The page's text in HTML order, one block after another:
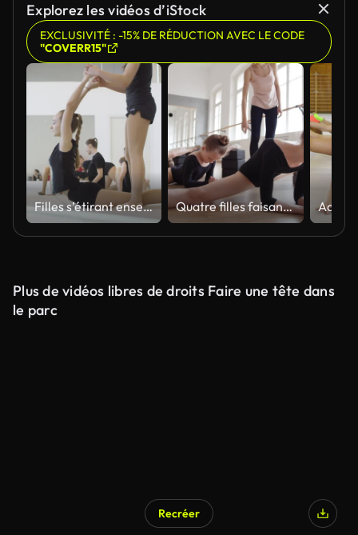
Explorez les vidéos d’iStock
EXCLUSIVITÉ : -15% DE RÉDUCTION AVEC LE CODE
"COVERR15"
Filles s’étirant ensemble avant la pratique de Cheerleading Quatre filles faisant la ficelle dans le studio de danse
Plus de vidéos libres de droits Faire une tête dans
le parc
Recréer